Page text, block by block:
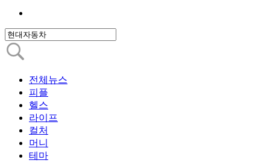
전체뉴스
피플
헬스
라이프
컬처
머니
테마